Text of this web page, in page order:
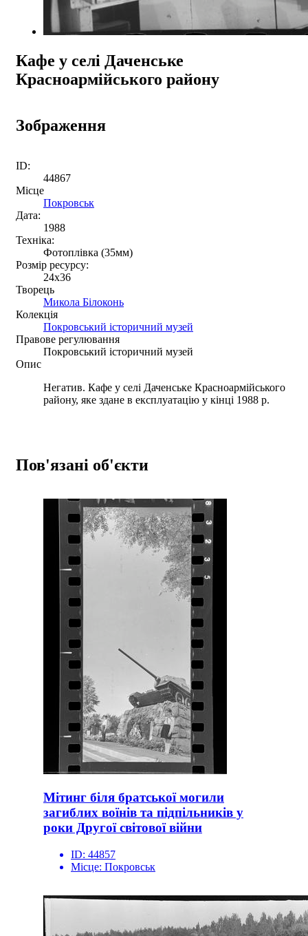
Кафе у селі Даченське
Красноармійського району
Зображення
ID:
44867
Місце
Покровськ
Дата:
1988
Техніка:
Фотоплівка (35мм)
Розмір ресурсу:
24х36
Творець
Микола Білоконь
Колекція
Покровський історичний музей
Правове регулювання
Покровський історичний музей
Опис
Негатив. Кафе у селі Даченське Красноармійського
району, яке здане в експлуатацію у кінці 1988 р.
Пов'язані об'єкти
Мітинг біля братської могили
загиблих воїнів та підпільників у
роки Другої світової війни
ID: 44857
Місце: Покровськ